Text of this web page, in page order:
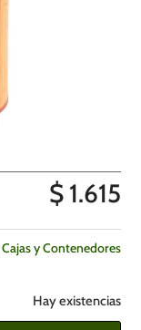
$1.615
Cajas y Contenedores
Hay existencias